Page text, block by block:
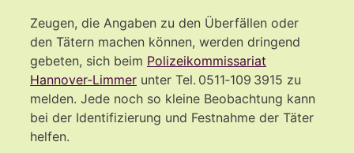
Zeugen, die Angaben zu den Überfällen oder
den Tätern machen können, werden dringend
gebeten, sich beim Polizeikommissariat
Hannover‑Limmer unter Tel. 0511‑109 3915 zu
melden. Jede noch so kleine Beobachtung kann
bei der Identifizierung und Festnahme der Täter
helfen.